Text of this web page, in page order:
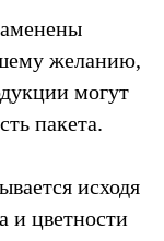
желанию,
могут
пакета.
исходя
и цветности